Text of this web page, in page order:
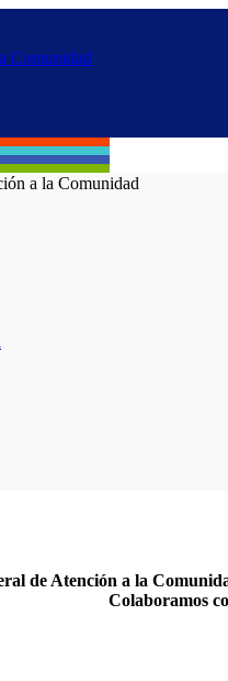
de Atención a la
Colaboramos